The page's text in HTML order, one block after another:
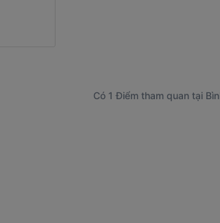
Có 1 Điểm tham quan tại